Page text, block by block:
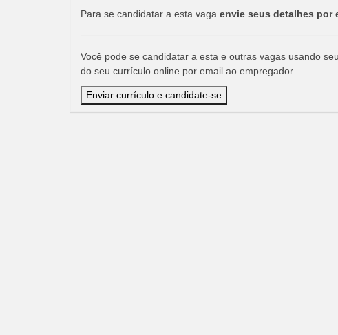
Para se candidatar a esta vaga envie seus detalhes por
Você pode se candidatar a esta e outras vagas usando
do seu currículo online por email ao empregador.